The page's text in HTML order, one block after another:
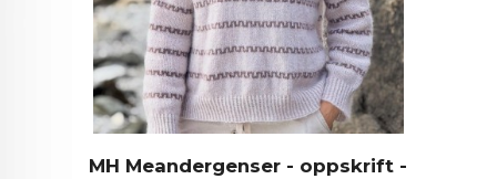
MH Meandergenser - oppskrift -